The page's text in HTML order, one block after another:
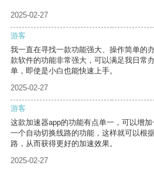
2025-02-27
游客
我一直在寻找一款功能强大、操作简单的
款软件的功能非常强大，可以满足我日常
单，即使是小白也能快速上手。
2025-02-27
游客
这款加速器app的功能有点单一，可以增
一个自动切换线路的功能，这样就可以根
路，从而获得更好的加速效果。
2025-02-27